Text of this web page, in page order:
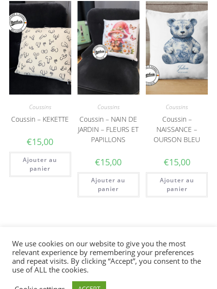
Bienvenue sur la boutique en ligne. La
livraison en France se fait via un point relais.
Coussins
Coussin – KEKETTE
€15,00
Ajouter au
panier
Coussins
Coussin – NAIN DE
JARDIN – FLEURS ET
PAPILLONS
€15,00
Ajouter au
panier
Coussins
Coussin –
NAISSANCE –
OURSON BLEU
€15,00
Ajouter au
panier
Conditions générales |Guide des tailles |Retours & livraisons |
Copyright © 2022 NAR6SIK | Propulsé par
We use cookies on our website to give you the most
relevant experience by remembering your preferences
and repeat visits. By clicking “Accept”, you consent to the
use of ALL the cookies.